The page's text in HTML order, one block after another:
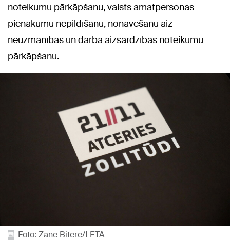
noteikumu pārkāpšanu, valsts amatpersonas
pienākumu nepildīšanu, nonāvēšanu aiz
neuzmanības un darba aizsardzības noteikumu
pārkāpšanu.
Foto: Zane Bitere/LETA